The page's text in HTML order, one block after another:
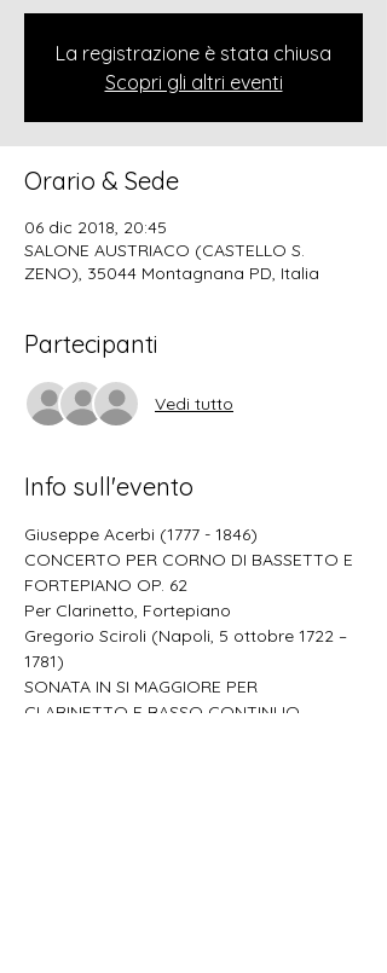
La registrazione è stata chiusa
Scopri gli altri eventi
Orario & Sede
06 dic 2018, 20:45
SALONE AUSTRIACO (CASTELLO S.
ZENO), 35044 Montagnana PD, Italia
Partecipanti
Vedi tutto
Info sull'evento
CONCERTO PER CORNO DI BASSETTO E
Gregorio Sciroli (Napoli, 5 ottobre 1722 –
SONATA IN SI MAGGIORE PER